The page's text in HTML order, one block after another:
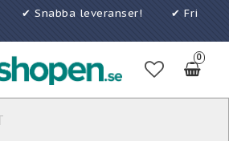
✔ Snabba leveranser! ✔ Fri
0